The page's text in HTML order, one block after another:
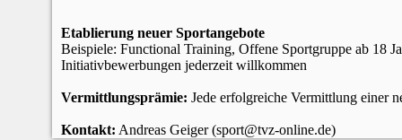
Etablierung neuer Sportangebote
Beispiele: Functional Training, Offene Sportgruppe ab 18
Initiativbewerbungen jederzeit willkommen
Vermittlungsprämie: Jede erfolgreiche Vermittlung einer
Kontakt: Andreas Geiger (sport@tvz-online.de)